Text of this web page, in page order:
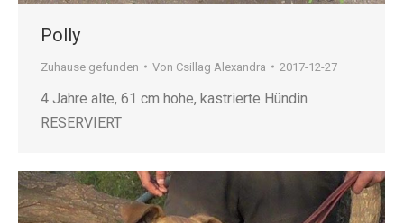
Polly
Zuhause gefunden Von Csillag Alexandra 2017-12-27
4 Jahre alte, 61 cm hohe, kastrierte Hündin
RESERVIERT